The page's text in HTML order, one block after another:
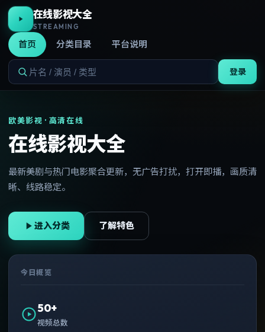
在线影视大全
STREAMING
首页 分类目录 平台说明
登录
欧美影视 · 高清在线
在线影视大全
最新美剧与热门电影聚合更新，无广告打扰，打开即播，画质清
晰、线路稳定。
进入分类 了解特色
今日概览
50+
视频总数